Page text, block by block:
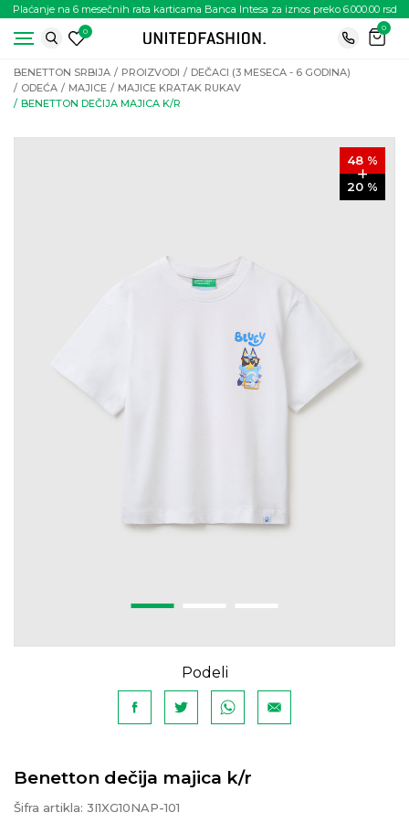
Plaćanje na 6 mesečnih rata karticama Banca Intesa za iznos preko 6.000.00 rsd
0
0
BENETTON SRBIJA PROIZVODI
DEČACI (3 MESECA - 6 GODINA)
ODEĆA
MAJICE
MAJICE KRATAK RUKAV
BENETTON DEČIJA MAJICA K/R
48 %
20 %
Podeli
Benetton dečija majica k/r
Šifra artikla: 3I1XG10NAP-101